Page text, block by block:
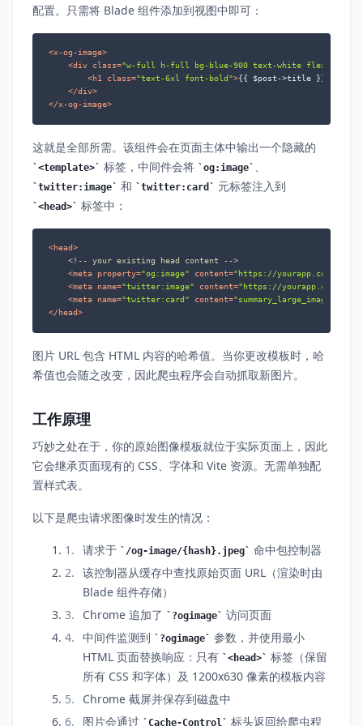
配置。只需将 Blade 组件添加到视图中即可：
<x-og-image>
<div class="w-full h-full bg-blue-900 text-white flex items-
<h1 class="text-6xl font-bold">{{ $post->title }}
</div>
</x-og-image>
这就是全部所需。该组件会在页面主体中输出一个隐藏的
<template> 标签，中间件会将 og:image 、
twitter:image 和 twitter:card 元标签注入到
<head> 标签中：
<head>
<!-- your existing head content -->
<meta property="og:image" content="https://yourapp.com/og-
<meta name="twitter:image" content="https://yourapp.com/og-
<meta name="twitter:card" content="summary_large_image"
</head>
图片 URL 包含 HTML 内容的哈希值。当你更改模板时，哈
希值也会随之改变，因此爬虫程序会自动抓取新图片。
工作原理
巧妙之处在于，你的原始图像模板就位于实际页面上，因此
它会继承页面现有的 CSS、字体和 Vite 资源。无需单独配
置样式表。
以下是爬虫请求图像时发生的情况：
请求于 /og-image/{hash}.jpeg
命中包控制器
该控制器从缓存中查找原始页面 URL（渲染时由
Blade 组件存储）
Chrome 追加了
?ogimage
访问页面
中间件监测到
?ogimage
参数，并使用最小
HTML 页面替换响应：只有
<head>
标签（保留
所有 CSS 和字体）及 1200x630 像素的模板内容
Chrome 截屏并保存到磁盘中
图片会通过
Cache-Control 标头返回给爬虫程